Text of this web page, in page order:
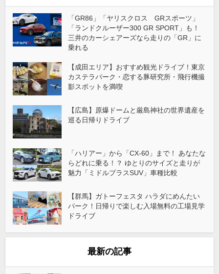
「GR86」「ヤリスクロス GRスポーツ」
「ランドクルーザー300 GR SPORT」も！
三井のカーシェアーズなら走りの「GR」に
乗れる
【成田エリア】おすすめ観光ドライブ！東京
カステラパーク・恋する豚研究所・飛行機撮
影スポットを満喫
【広島】原爆ドームと厳島神社の世界遺産を
巡る日帰りドライブ
「ハリアー」から「CX-60」まで！ あなたな
らどれに乗る！？ ゆとりのサイズと走りが
魅力「ミドルプラスSUV」車種比較
【群馬】ガトーフェスタ ハラダにめんたい
パーク！日帰りで楽しむ入場無料の工場見学
ドライブ
最新の記事